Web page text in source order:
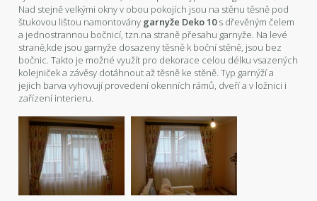
Nad stejně velkými okny v obou pokojích jsou na stěnu těsně pod
štukovou lištou namontovány garnyže Deko 10s dřevěným čelem
a jednostrannou bočnicí, tzn.na straně přesahu garnyže. Na levé
straně,kde jsou garnyže dosazeny těsně k boční stěně, jsou bez
bočnic. Takto je možné využít pro dekorace celou délku vsazených
kolejniček a závěsy dotáhnout až těsně ke stěně. Typ garnýží a
jejich barva vyhovují provedení okenních rámů, dveří a v ložnici i
zařízení interieru.